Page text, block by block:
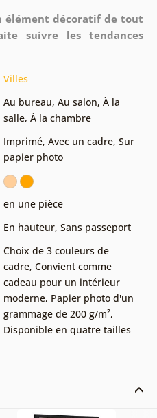
élément décoratif de tout
suivre les tendances
Villes
Au bureau, Au salon, À la
salle, À la chambre
Imprimé, Avec un cadre, Sur
papier photo
en une pièce
En hauteur, Sans passeport
Choix de 3 couleurs de
cadre, Convient comme
cadeau pour un intérieur
moderne, Papier photo d'un
grammage de 200 g/m²,
Disponible en quatre tailles